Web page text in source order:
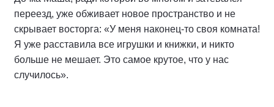
переезд, уже обживает новое пространство и не
скрывает восторга: «У меня наконец-то своя комната!
Я уже расставила все игрушки и книжки, и никто
больше не мешает. Это самое крутое, что у нас
случилось».